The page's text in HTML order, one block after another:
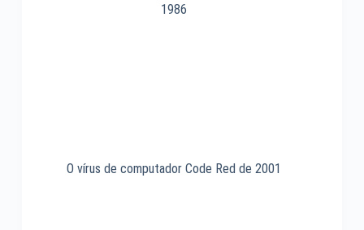
1986
O vírus de computador Code Red de 2001